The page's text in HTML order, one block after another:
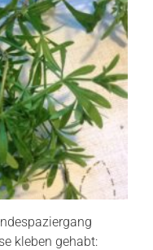
kleben gehabt: